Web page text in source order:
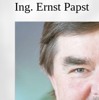
Ing. Ernst Papst